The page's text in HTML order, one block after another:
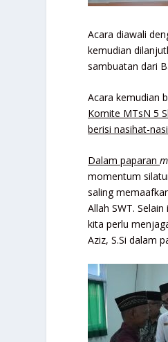
Acara diawali
kemudian
sambuatan dari
Acara kemudian
Komite MTsN 5
berisi nasihat-
Dalam paparan
momentum
saling
Allah SWT.
kita perlu
Aziz, S.Si dalam